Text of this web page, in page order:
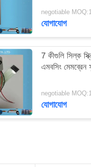
যোগাযোগ
7 কীগুলি সিল্ক
এমবসিং মেমব্রেন
negotiable
যোগাযোগ